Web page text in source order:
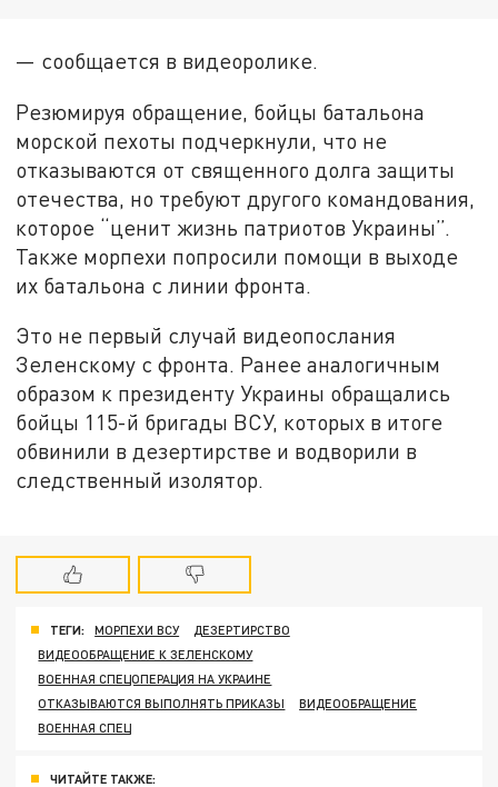
— сообщается в видеоролике.
Резюмируя обращение, бойцы батальона
морской пехоты подчеркнули, что не
отказываются от священного долга защиты
отечества, но требуют другого командования,
которое “ценит жизнь патриотов Украины”.
Также морпехи попросили помощи в выходе
их батальона с линии фронта.
Это не первый случай видеопослания
Зеленскому с фронта. Ранее аналогичным
образом к президенту Украины обращались
бойцы 115-й бригады ВСУ, которых в итоге
обвинили в дезертирстве и водворили в
следственный изолятор.
ТЕГИ: МОРПЕХИ ВСУ
ДЕЗЕРТИРСТВО
ВИДЕООБРАЩЕНИЕ К ЗЕЛЕНСКОМУ
ВОЕННАЯ СПЕЦОПЕРАЦИЯ НА УКРАИНЕ
ОТКАЗЫВАЮТСЯ ВЫПОЛНЯТЬ ПРИКАЗЫ
ВИДЕООБРАЩЕНИЕ
ВОЕННАЯ СПЕЦ
ЧИТАЙТЕ ТАКЖЕ: